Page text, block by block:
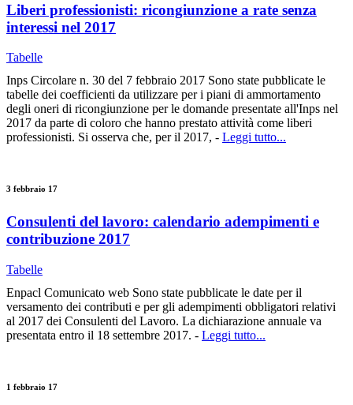
Liberi professionisti: ricongiunzione a rate senza
interessi nel 2017
Tabelle
Inps Circolare n. 30 del 7 febbraio 2017 Sono state pubblicate le
tabelle dei coefficienti da utilizzare per i piani di ammortamento
degli oneri di ricongiunzione per le domande presentate all'Inps nel
2017 da parte di coloro che hanno prestato attività come liberi
professionisti. Si osserva che, per il 2017, - Leggi tutto...
3 febbraio 17
Consulenti del lavoro: calendario adempimenti e
contribuzione 2017
Tabelle
Enpacl Comunicato web Sono state pubblicate le date per il
versamento dei contributi e per gli adempimenti obbligatori relativi
al 2017 dei Consulenti del Lavoro. La dichiarazione annuale va
presentata entro il 18 settembre 2017. - Leggi tutto...
1 febbraio 17